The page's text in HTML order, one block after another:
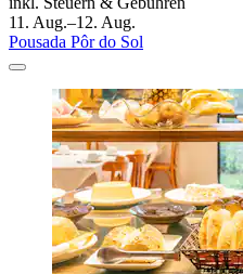
11. Aug.–12. Aug.
Pousada Pôr do Sol